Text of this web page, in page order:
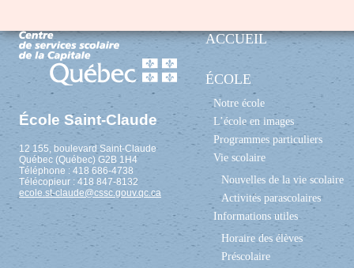
École Saint-Claude
12 155, boulevard Saint-Claude
Québec (Québec) G2B 1H4
Téléphone : 418 686-4738
Télécopieur : 418 847-8132
ecole.st-claude@cssc.gouv.qc.ca
ACCUEIL
ÉCOLE
Notre école
L’école en images
Programmes particuliers
Vie scolaire
Nouvelles de la vie scolaire
Activités parascolaires
Informations utiles
Horaire des élèves
Préscolaire